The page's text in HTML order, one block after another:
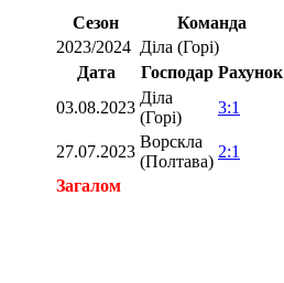
Сезон Команда
2023/2024 Діла (Горі)
Дата
Господар Рахунок
03.08.2023
Діла
(Горі)
3:1
27.07.2023
Ворскла
(Полтава)
2:1
Загалом